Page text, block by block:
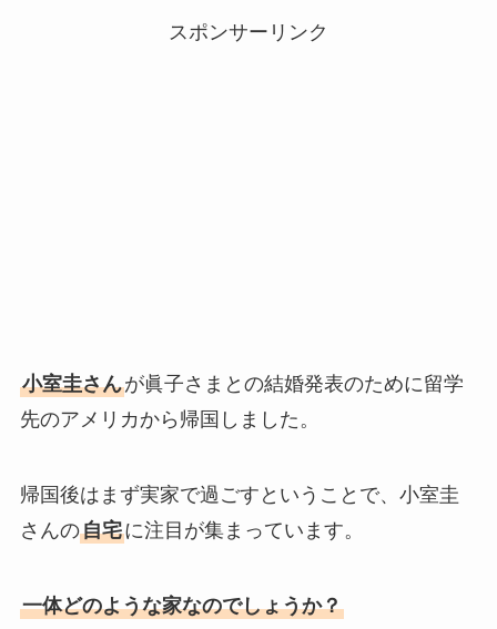
スポンサーリンク
小室圭さんが眞子さまとの結婚発表のために留学
先のアメリカから帰国しました。
帰国後はまず実家で過ごすということで、小室圭
さんの自宅に注目が集まっています。
一体どのような家なのでしょうか？